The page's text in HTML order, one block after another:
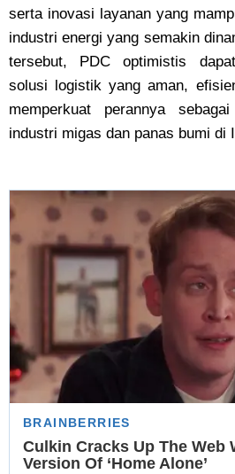
serta inovasi layanan yang
industri energi yang semakin
tersebut, PDC optimistis
solusi logistik yang aman,
memperkuat perannya
industri migas dan panas bumi di